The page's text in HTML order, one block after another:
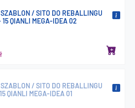
/ SITO DO REBALLINGU
15 QIANLI MEGA-IDEA 02
/ SITO DO REBALLINGU
QIANLI MEGA-IDEA 01